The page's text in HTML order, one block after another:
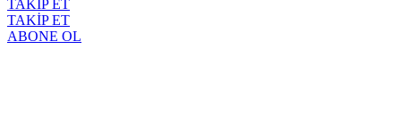
TAKİP ET
TAKİP ET
ABONE OL